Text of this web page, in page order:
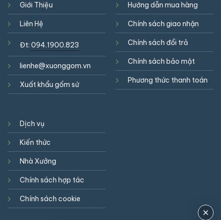
Giới Thiệu
Liên Hệ
Đt: 094.1900.823
lienhe@xuonggom.vn
Xuất khẩu gốm sứ
Hướng dẫn mua hàng
Chính sách giao nhận
Chính sách đổi trả
Chính sách bảo mật
Phương thức thanh toán
Dịch vụ
Kiến thức
Nhà Xưởng
Chính sách hợp tác
Chính sách cookie